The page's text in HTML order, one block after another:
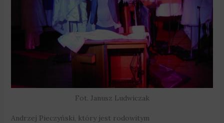
Fot. Janusz Ludwiczak
Andrzej Pieczyński, który jest rodowitym